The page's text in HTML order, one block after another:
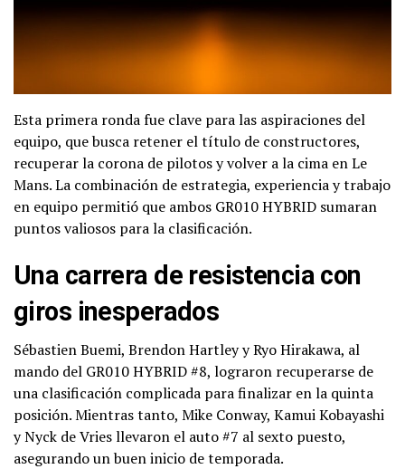
Esta primera ronda fue clave para las aspiraciones del
equipo, que busca retener el título de constructores,
recuperar la corona de pilotos y volver a la cima en Le
Mans. La combinación de estrategia, experiencia y trabajo
en equipo permitió que ambos GR010 HYBRID sumaran
puntos valiosos para la clasificación.
Una carrera de resistencia con
giros inesperados
Sébastien Buemi, Brendon Hartley y Ryo Hirakawa, al
mando del GR010 HYBRID #8, lograron recuperarse de
una clasificación complicada para finalizar en la quinta
posición. Mientras tanto, Mike Conway, Kamui Kobayashi
y Nyck de Vries llevaron el auto #7 al sexto puesto,
asegurando un buen inicio de temporada.